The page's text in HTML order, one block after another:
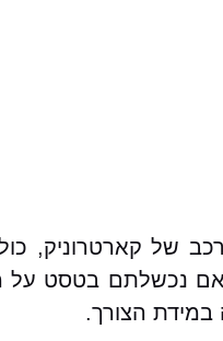
מסרק הגה לרובר 45
בטסט על
הצורך.